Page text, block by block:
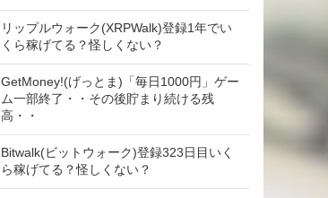
リップルウォーク(XRPWalk)登録1年でい
くら稼げてる？怪しくない？
GetMoney!(げっとま)「毎日1000円」ゲー
ム一部終了・・その後貯まり続ける残
高・・
Bitwalk(ビットウォーク)登録323日目いく
ら稼げてる？怪しくない？